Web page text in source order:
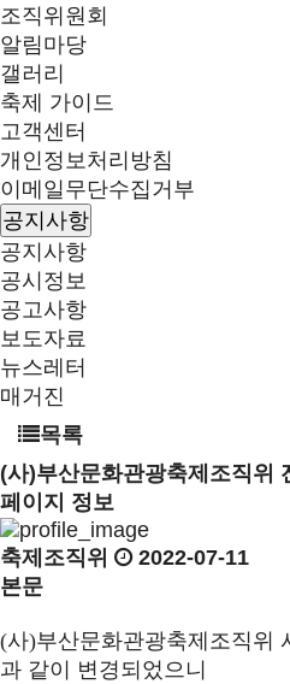
조직위원회
알림마당
갤러리
축제 가이드
고객센터
개인정보처리방침
이메일무단수집거부
공지사항
공지사항
공시정보
공고사항
보도자료
뉴스레터
매거진
목록
(사)부산문화관광축제조직위
페이지 정보
축제조직위
2022-07-11
본문
(사)부산문화관광축제조직위
과 같이 변경되었으니